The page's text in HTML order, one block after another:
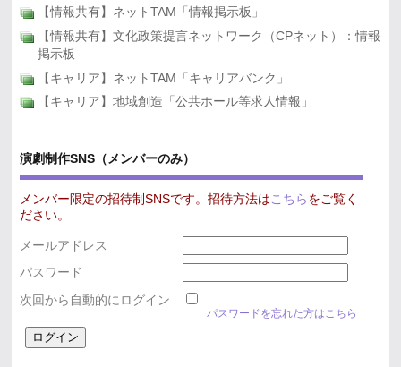
【情報共有】ネットTAM「情報掲示板」
【情報共有】文化政策提言ネットワーク（CPネット）：情報
掲示板
【キャリア】ネットTAM「キャリアバンク」
【キャリア】地域創造「公共ホール等求人情報」
演劇制作SNS（メンバーのみ）
メンバー限定の招待制SNSです。招待方法は こちら をご覧く
ださい。
メールアドレス
パスワード
次回から自動的にログイン
パスワードを忘れた方はこちら